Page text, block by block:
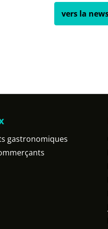
vers la
gastronomiques